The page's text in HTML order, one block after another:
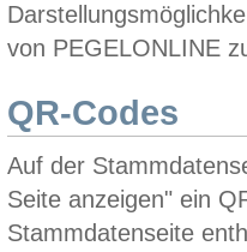
von PEGELONLINE
QR-Codes
Auf der
Seite anzeigen" ein
Stammdatenseite